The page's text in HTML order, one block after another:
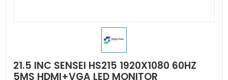
21.5 INC SENSEI HS215 1920X1080 60HZ
5MS HDMI+VGA LED MONITOR